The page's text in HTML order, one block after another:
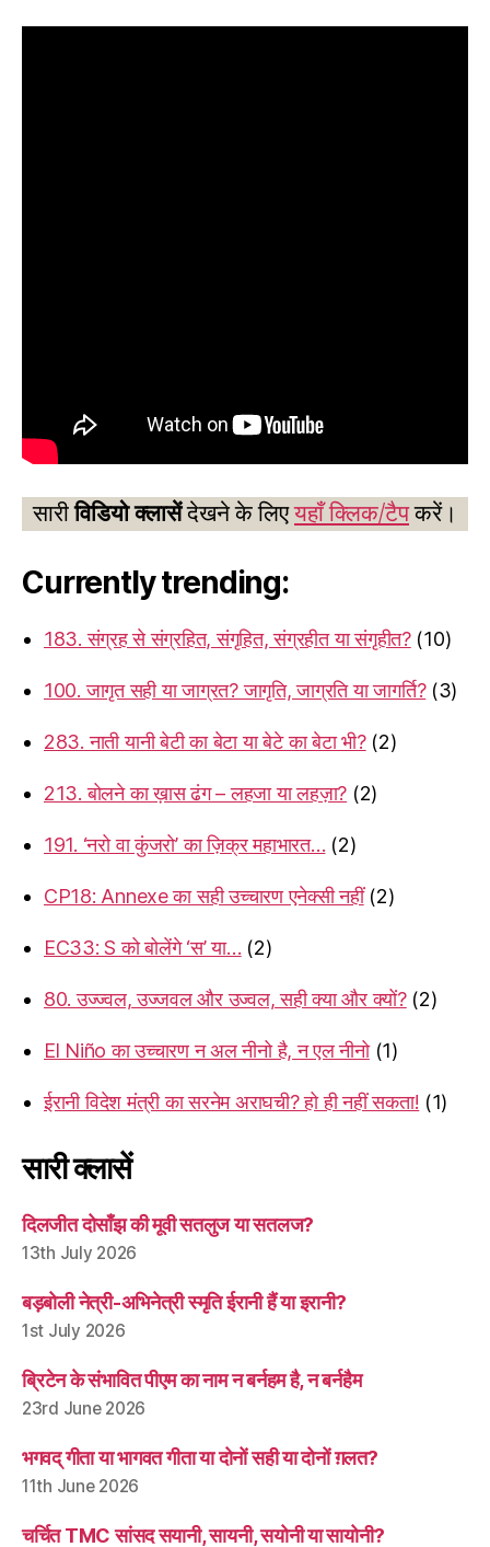
सारीविडियो क्लासेंदेखने के लिएयहाँ क्लिक/टैपकरें।
Currently trending:
183. संग्रह से संग्रहित, संगृहित, संग्रहीत या संगृहीत? (10)
100. जागृत सही या जाग्रत? जागृति, जाग्रति या जागर्ति? (3)
283. नाती यानी बेटी का बेटा या बेटे का बेटा भी? (2)
213. बोलने का ख़ास ढंग – लहजा या लहज़ा? (2)
191. ‘नरो वा कुंजरो’ का ज़िक्र महाभारत… (2)
CP18: Annexe का सही उच्चारण एनेक्सी नहीं (2)
EC33: S को बोलेंगे ‘स’ या… (2)
80. उज्ज्वल, उज्जवल और उज्वल, सही क्या और क्यों? (2)
El Niño का उच्चारण न अल नीनो है, न एल नीनो (1)
ईरानी विदेश मंत्री का सरनेम अराघची? हो ही नहीं सकता! (1)
सारी क्लासें
दिलजीत दोसाँझ की मूवी सतलुज या सतलज?
13th July 2026
बड़बोली नेत्री-अभिनेत्री स्मृति ईरानी हैं या इरानी?
1st July 2026
ब्रिटेन के संभावित पीएम का नाम न बर्नहम है, न बर्नहैम
23rd June 2026
भगवद् गीता या भागवत गीता या दोनों सही या दोनों ग़लत?
11th June 2026
चर्चित TMC सांसद सयानी, सायनी, सयोनी या सायोनी?